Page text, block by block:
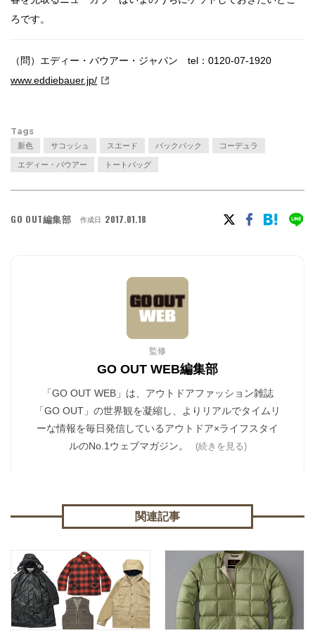
ろです。
（問）エディー・バウアー・ジャパン tel：0120-07-1920
www.eddiebauer.jp/
Tags
新色 サコッシュ スエード バックパック コーデュラ
エディー・バウアー トートバッグ
GO OUT編集部 作成日 2017.01.18
監修
GO OUT WEB編集部
「GO OUT WEB」は、アウトドアファッション雑誌
「GO OUT」の世界観を凝縮し、よりリアルでタイムリ
ーな情報を毎日発信しているアウトドア×ライフスタイ
ルのNo.1ウェブマガジン。
(続きを見る)
関連記事